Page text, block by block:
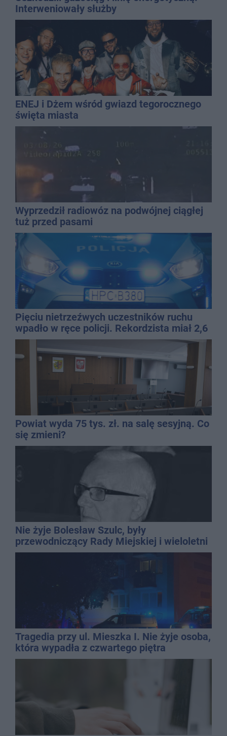
Interweniowały służby
ENEJ i Dżem wśród gwiazd tegorocznego
święta miasta
Wyprzedził radiowóz na podwójnej ciągłej
tuż przed pasami
Pięciu nietrzeźwych uczestników ruchu
wpadło w ręce policji. Rekordzista miał 2,6
promila
Powiat wyda 75 tys. zł. na salę sesyjną. Co
się zmieni?
Nie żyje Bolesław Szulc, były
przewodniczący Rady Miejskiej i wieloletni
dyrektor SP 14
Tragedia przy ul. Mieszka I. Nie żyje osoba,
która wypadła z czwartego piętra